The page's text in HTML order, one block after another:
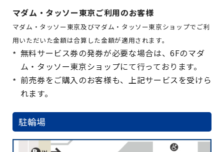
マダム・タッソー東京ご利用のお客様
マダム・タッソー東京及びマダム・タッソー東京ショップでご利
用いただいた金額は合算した金額が適用されます。
無料サービス券の発券が必要な場合は、6Fのマダ
ム・タッソー東京ショップにて行っております。
前売券をご購入のお客様も、上記サービスを受けら
れます。
駐輪場